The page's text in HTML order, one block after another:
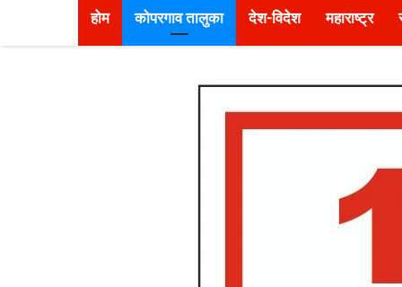
होम कोपरगाव तालुका देश-विदेश महाराष्ट्र